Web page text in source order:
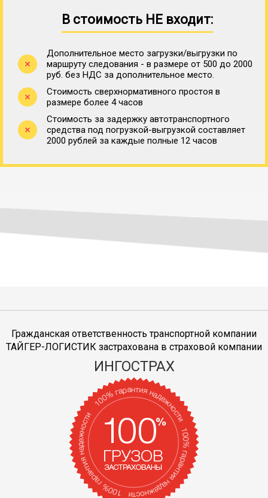
В стоимость НЕ входит:
Дополнительное место загрузки/выгрузки по
маршруту следования - в размере от 500 до 2000
руб. без НДС за дополнительное место.
Стоимость сверхнормативного простоя в
размере более 4 часов
Стоимость за задержку автотранспортного
средства под погрузкой-выгрузкой составляет
2000 рублей за каждые полные 12 часов
Гражданская ответственность транспортной компании
ТАЙГЕР-ЛОГИСТИК застрахована в страховой компании
ИНГОСТРАХ